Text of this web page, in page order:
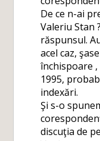
De ce n-ai
Valeriu Stan
răspunsul.
acel caz,
închispoare
1995,
indexări.
Şi s-o
discuţia de